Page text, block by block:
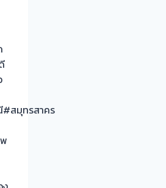
สมุทรสาคร